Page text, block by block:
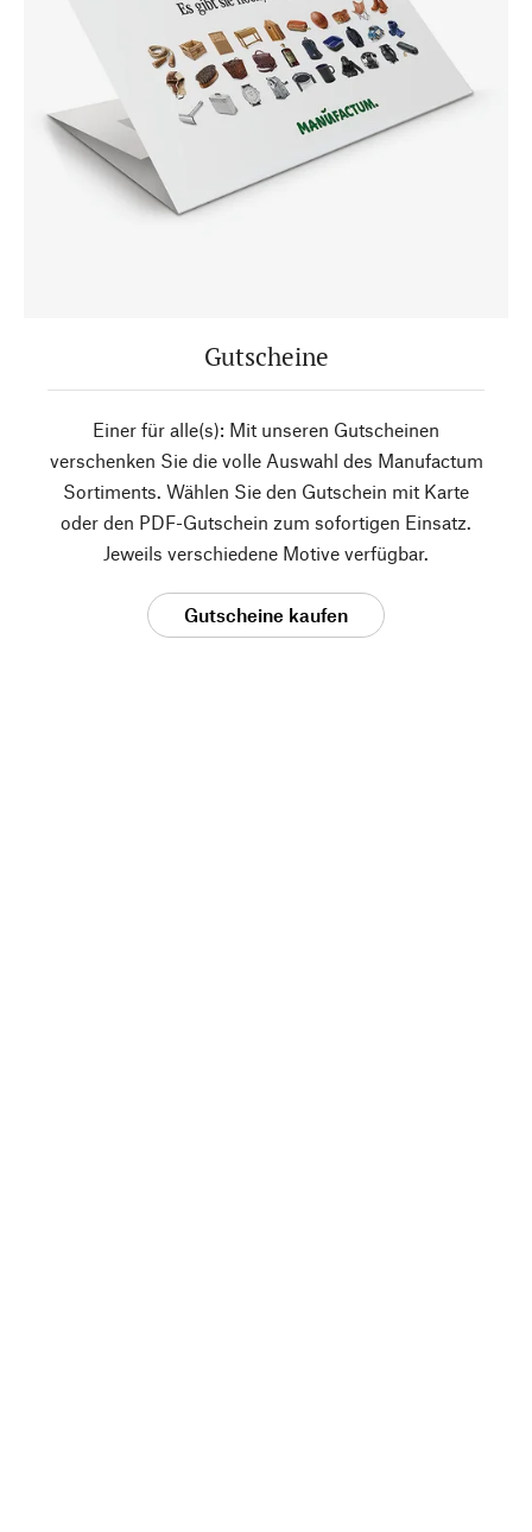
Gutscheine
Einer für alle(s): Mit unseren Gutscheinen
verschenken Sie die volle Auswahl des Manufactum
Sortiments. Wählen Sie den Gutschein mit Karte
oder den PDF-Gutschein zum sofortigen Einsatz.
Jeweils verschiedene Motive verfügbar.
Gutscheine kaufen